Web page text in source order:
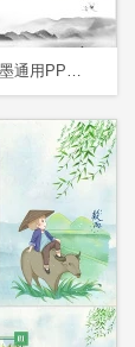
中国风古风古典毛笔江南笔墨通用PPT模水墨中国风